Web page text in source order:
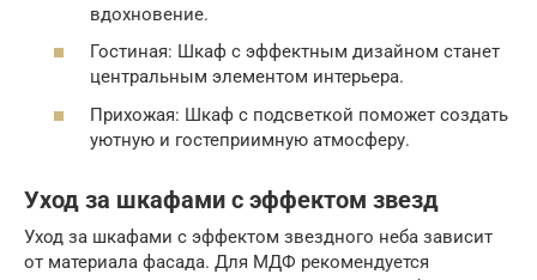
вдохновение.
Гостиная: Шкаф с эффектным дизайном станет
центральным элементом интерьера.
Прихожая: Шкаф с подсветкой поможет создать
уютную и гостеприимную атмосферу.
Уход за шкафами с эффектом звезд
Уход за шкафами с эффектом звездного неба зависит
от материала фасада. Для МДФ рекомендуется